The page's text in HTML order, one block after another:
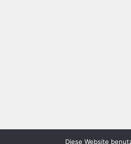
Diese Website